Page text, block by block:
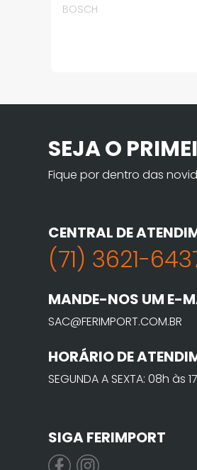
BOSCH
SEJA O
Fique por dentro das
CENTRAL DE
(71) 3621-
MANDE-NOS UM E-
SAC@FERIMPORT.COM.BR
HORÁRIO DE
SEGUNDA A SEXTA: 08h às
SIGA FERIMPORT